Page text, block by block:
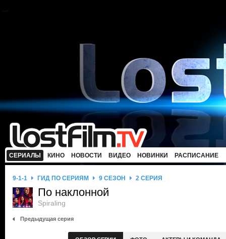
СЕРИАЛЫ КИНО НОВОСТИ ВИДЕО НОВИНКИ РАСПИСАНИЕ
9-1-1 ГИД ПО СЕРИЯМ 9 СЕЗОН 2 СЕРИЯ
По наклонной
Spiraling
Предыдущая серия